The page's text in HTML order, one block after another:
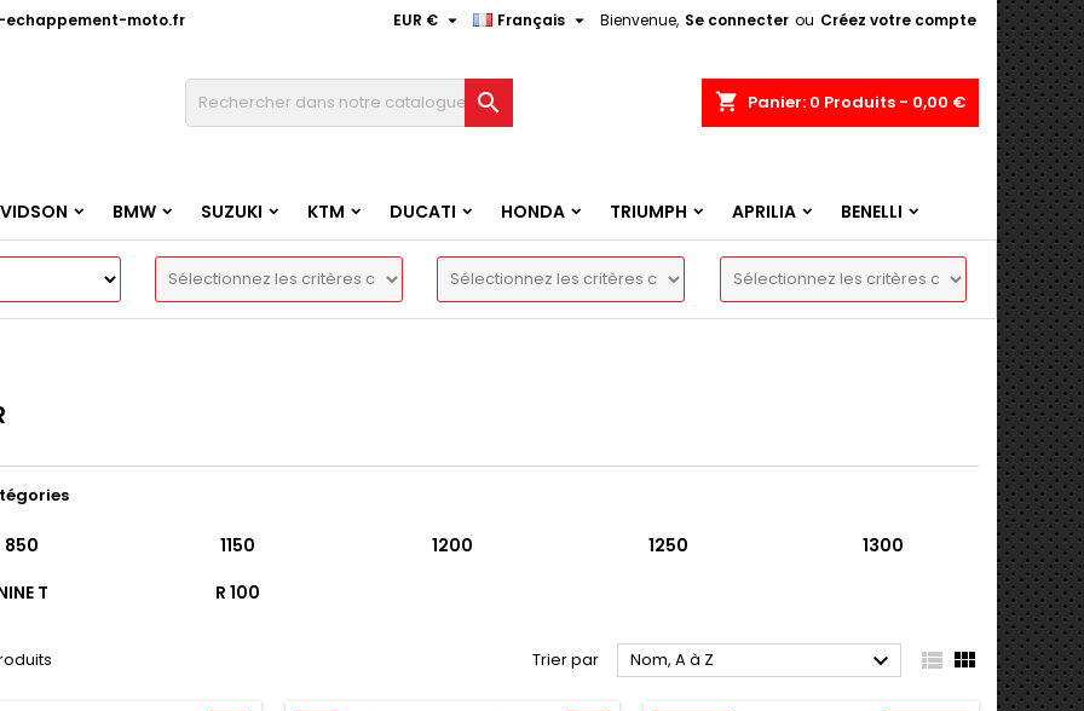
echappement-moto.fr Bienvenue, Se connecter ou Créez votre compte
Français 
EUR € 
 shopping_cart Panier: 0 Produits - 0,00 €
BMW SUZUKI KTM DUCATI HONDA TRIUMPH APRILIA BENELLI
850 1150 1200 1250
1300
T
R 100
Trier par Nom, A à Z   